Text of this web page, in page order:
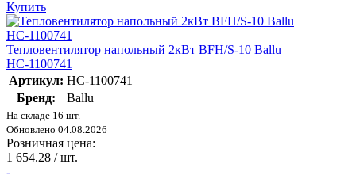
Купить
Тепловентилятор напольный 2кВт BFH/S-10 Ballu
НС-1100741
Артикул: НС-1100741
Бренд:
Ballu
На складе 16 шт.
Обновлено 04.08.2026
Розничная цена:
1 654.28 / шт.
-